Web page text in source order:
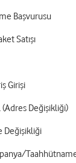
Başvurusu
Satışı
Girişi
Değişikliği)
Değişikliği